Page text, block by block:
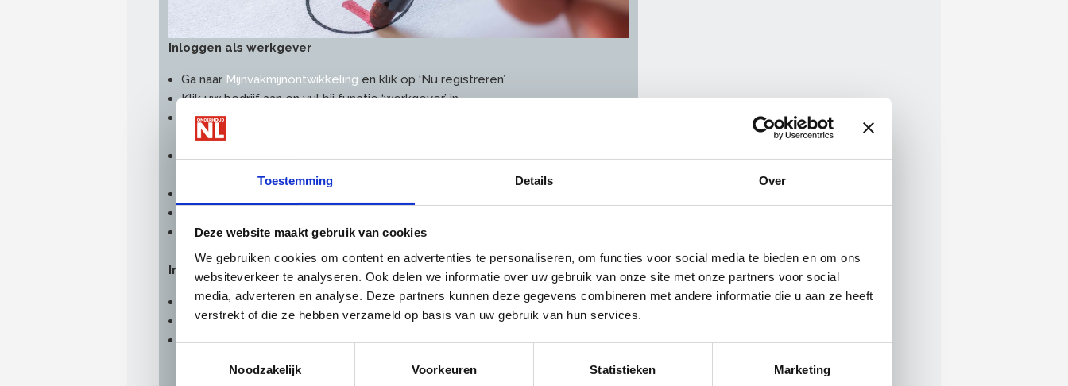
Toestemming Details Over
Deze website maakt gebruik van cookies
We gebruiken cookies om content en advertenties te personaliseren, om functies voor social media te bieden en om ons
websiteverkeer te analyseren. Ook delen we informatie over uw gebruik van onze site met onze partners voor social
media, adverteren en analyse. Deze partners kunnen deze gegevens combineren met andere informatie die u aan ze heeft
verstrekt of die ze hebben verzameld op basis van uw gebruik van hun services.
Noodzakelijk
Voorkeuren Statistieken Marketing
Inloggen als werkgever
Ga naar Mijnvakmijnontwikkeling en klik op ‘Nu registreren’
Klik uw bedrijf aan en vul bij functie ‘werkgever’ in
Kies vervolgens uw interesses (dit is een voorkeur, u kunt uiteraard van het
hele aanbod gebruik maken)
‘personeelsnummer SUSAG’ hoeft u niets in te vullen
Klik in het platform op ‘profiel’ en voer uw SUSAG-debiteurennummer in.
Inloggen als medewerker
Ga naarMijnvakmijnontwikkeling.nlen klik op 'Nu registreren'
Klik het bedrijf waar u werkt aan en vul uw functie in
Kies vervolgens uw interesses (dit is een voorkeur, u kunt uiteraard van het
toevoegen via uw profiel)